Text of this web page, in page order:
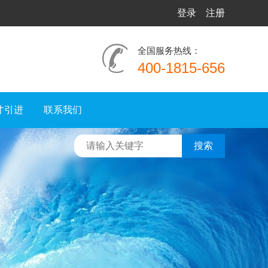
登录 注册
全国服务热线：
400-1815-656
引进 联系我们